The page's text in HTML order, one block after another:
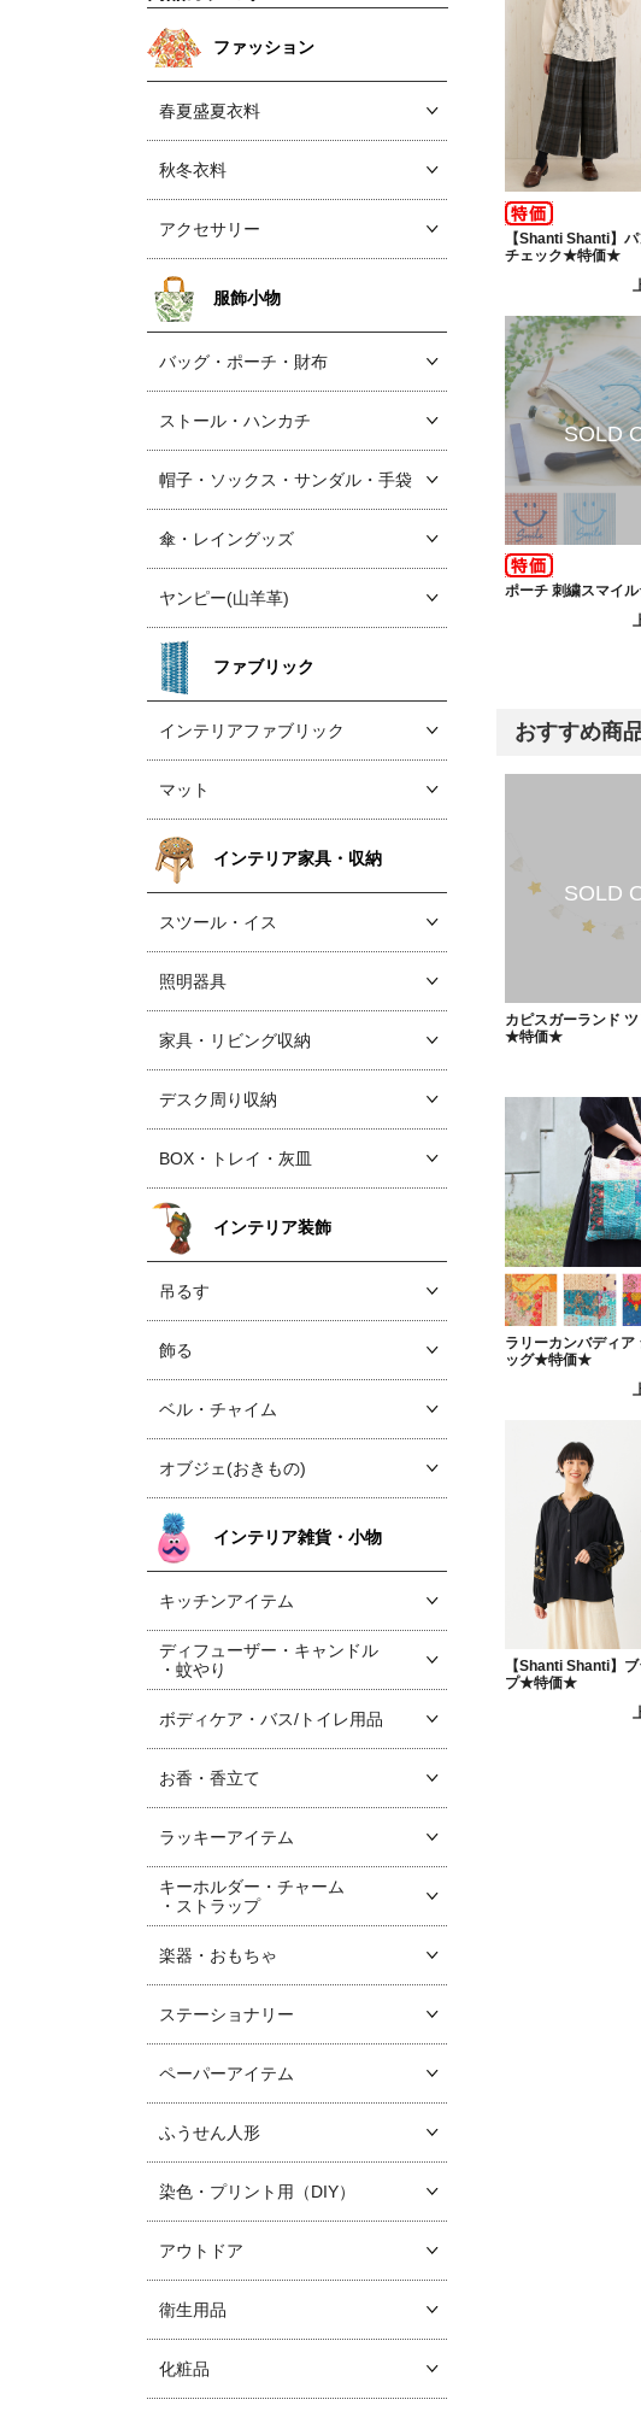
【Shanti Shanti】
チェック★特価★
ポーチ 刺繍スマイ
おすすめ商
カピスガーランド
★特価★
ラリーカンバディア
ッグ★特価★
【Shanti Shanti】
プ★特価★
ファッション
春夏盛夏衣料
秋冬衣料
アクセサリー
服飾小物
バッグ・ポーチ・財布
ストール・ハンカチ
帽子・ソックス ・サンダル・手袋
傘・レイングッズ
ヤンピー(山羊革)
ファブリック
インテリアファブリック
マット
インテリア家具・収納
スツール・イス
照明器具
家具・リビング収納
デスク周り収納
BOX・トレイ・灰皿
インテリア装飾
吊るす
飾る
ベル・チャイム
オブジェ(おきもの)
インテリア雑貨・小物
キッチンアイテム
ディフューザー・キャンドル
・蚊やり
ボディケア・バス/トイレ用品
お香・香立て
ラッキーアイテム
キーホルダー・チャーム
・ストラップ
楽器・おもちゃ
ステーショナリー
ペーパーアイテム
ふうせん人形
染色・プリント用（DIY）
アウトドア
衛生用品
化粧品